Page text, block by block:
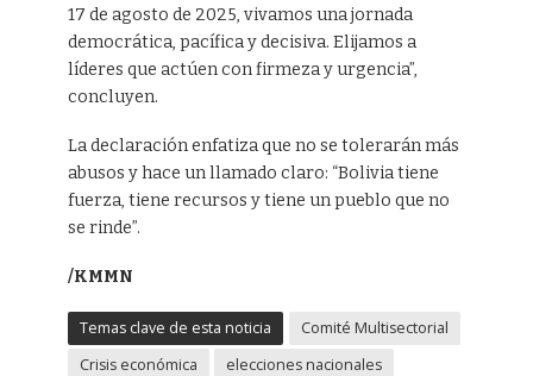
17 de agosto de 2025, vivamos una jornada
democrática, pacífica y decisiva. Elijamos a
líderes que actúen con firmeza y urgencia”,
concluyen.
La declaración enfatiza que no se tolerarán más
abusos y hace un llamado claro: “Bolivia tiene
fuerza, tiene recursos y tiene un pueblo que no
se rinde”.
/KMMN
Temas clave de esta noticia
Comité Multisectorial
Crisis económica
elecciones nacionales